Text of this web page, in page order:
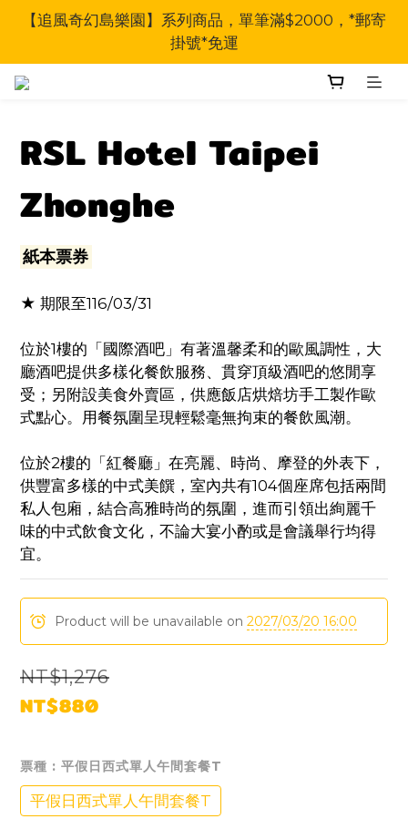
【追風奇幻島樂園】系列商品，單筆滿$2000，*郵寄
掛號*免運
RSL Hotel Taipei
Zhonghe
紙本票券
★ 期限至116/03/31
位於1樓的「國際酒吧」有著溫馨柔和的歐風調性，大
廳酒吧提供多樣化餐飲服務、貫穿頂級酒吧的悠閒享
受；另附設美食外賣區，供應飯店烘焙坊手工製作歐
式點心。用餐氛圍呈現輕鬆毫無拘束的餐飲風潮。
位於2樓的「紅餐廳」在亮麗、時尚、摩登的外表下，
供豐富多樣的中式美饌，室內共有104個座席包括兩間
私人包廂，結合高雅時尚的氛圍，進而引領出絢麗千
味的中式飲食文化，不論大宴小酌或是會議舉行均得
宜。
Product will be unavailable on 2027/03/20 16:00
NT$1,276
NT$880
票種 : 平假日西式單人午間套餐T
平假日西式單人午間套餐T